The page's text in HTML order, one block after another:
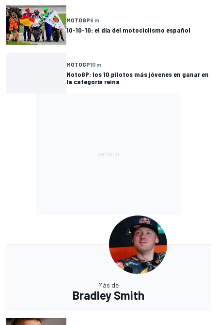
MOTOGP9 m
10-10-10: el día del motociclismo español
MOTOGP10 m
MotoGP: los 10 pilotos más jóvenes en ganar en
la categoría reina
Más de
Bradley Smith